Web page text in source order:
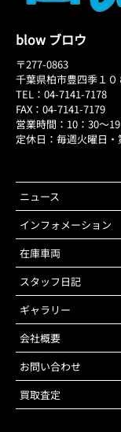
blow ブロウ
〒277-0863
千葉県柏市豊四季１０
TEL：04-7141-7178
FAX：04-7141-7179
営業時間：10：30～
定休日：毎週火曜日・
ニュース
インフォメーション
在庫車両
スタッフ日記
ギャラリー
会社概要
お問い合わせ
買取査定